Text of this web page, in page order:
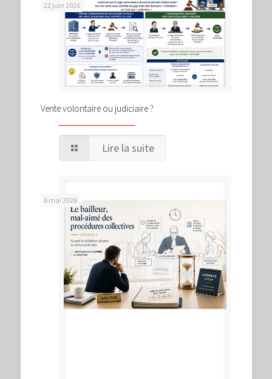
22 juin 2026
Vente volontaire ou judiciaire ?
Lire la suite
6 mai 2026